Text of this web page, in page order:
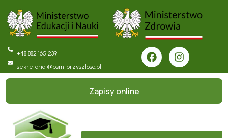
+48 882 165 239
sekretariat@psm-przyszlosc.pl
Zapisy online